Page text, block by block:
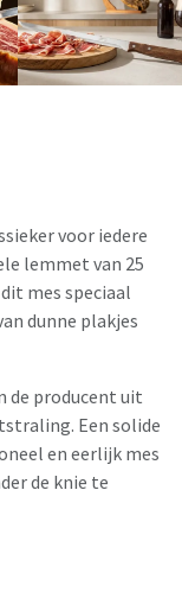
voor iedere
lemmet van 25
mes speciaal
dunne plakjes
de producent uit
Een solide
en eerlijk mes
de knie te